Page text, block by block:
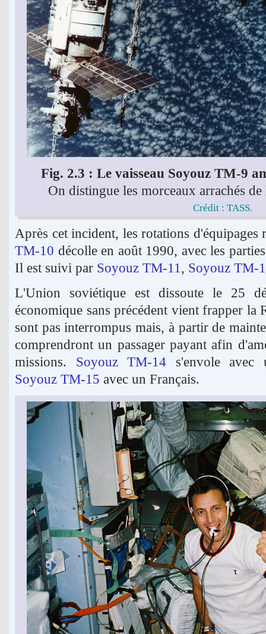
Fig. 2.3 : Le vaisseau Soyouz TM-9
On distingue les morceaux arrachés
Crédit : TASS.
Après cet incident, les rotations
TM-10 décolle en août 1990, avec les
Il est suivi par Soyouz TM-11 , Soyouz TM-
L'Union soviétique est dissoute le 25
économique sans précédent vient frapper la
sont pas interrompus mais, à partir de
comprendront un passager payant afin
missions. Soyouz TM-14 s'envole avec
Soyouz TM-15 avec un Français.